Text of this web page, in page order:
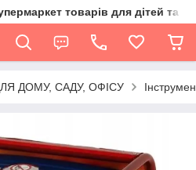
товарів для дітей та їх
ДОМУ, САДУ, ОФІСУ